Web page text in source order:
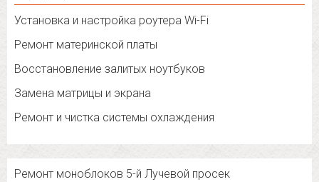
Установка и настройка роутера Wi-Fi
Ремонт материнской платы
Восстановление залитых ноутбуков
Замена матрицы и экрана
Ремонт и чистка системы охлаждения
Ремонт моноблоков 5-й Лучевой просек